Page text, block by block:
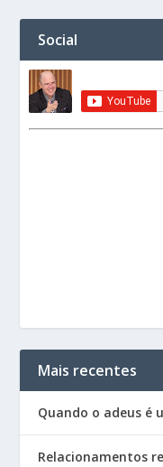
Social
Mais recentes
Quando o adeus é
Relacionamentos